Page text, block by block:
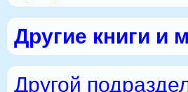
Другие книги и
Другой